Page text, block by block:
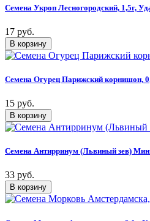
Семена Укроп Лесногородский, 1,5г,
17 руб.
Семена Огурец Парижский корнишон,
15 руб.
Семена Антирринум (Львиный зев)
33 руб.